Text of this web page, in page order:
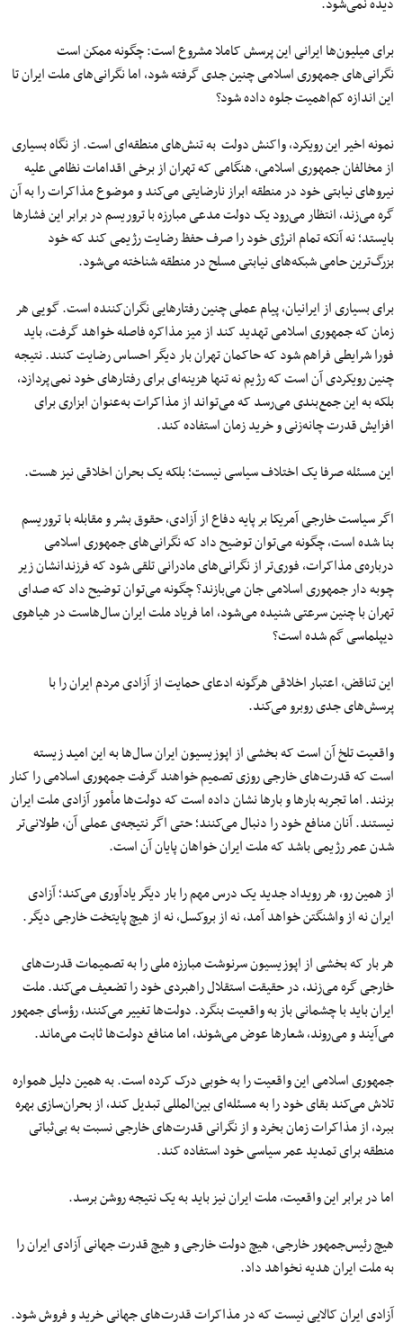
برای میلیون‌ها ایرانی این پرسش کاملا مشروع است: چگونه ممکن است
نگرانی‌های جمهوری اسلامی چنین جدی گرفته شود، اما نگرانی‌های ملت ایران تا
این اندازه کم‌اهمیت جلوه داده شود؟
نمونه اخیر این رویکرد، واکنش دولت به تنش‌های منطقه‌ای است. از نگاه بسیاری
از مخالفان جمهوری اسلامی، هنگامی که تهران از برخی اقدامات نظامی علیه
نیروهای نیابتی خود در منطقه ابراز نارضایتی می‌کند و موضوع مذاکرات را به آن
گره می‌زند، انتظار می‌رود یک دولت مدعی مبارزه با تروریسم در برابر این فشارها
بایستد؛ نه آنکه تمام انرژی خود را صرف حفظ رضایت رژیمی کند که خود
بزرگ‌ترین حامی شبکه‌های نیابتی مسلح در منطقه شناخته می‌شود.
برای بسیاری از ایرانیان، پیام عملی چنین رفتارهایی نگران‌کننده است. گویی هر
زمان که جمهوری اسلامی تهدید کند از میز مذاکره فاصله خواهد گرفت، باید
فورا شرایطی فراهم شود که حاکمان تهران بار دیگر احساس رضایت کنند. نتیجه
چنین رویکردی آن است که رژیم نه تنها هزینه‌ای برای رفتارهای خود نمی‌پردازد،
بلکه به این جمع‌بندی می‌رسد که می‌تواند از مذاکرات به‌عنوان ابزاری برای
افزایش قدرت چانه‌زنی و خرید زمان استفاده کند.
این مسئله صرفا یک اختلاف سیاسی نیست؛ بلکه یک بحران اخلاقی نیز هست.
اگر سیاست خارجی آمریکا بر پایه دفاع از آزادی، حقوق بشر و مقابله با تروریسم
بنا شده است، چگونه می‌توان توضیح داد که نگرانی‌های جمهوری اسلامی
درباره‌ی مذاکرات، فوری‌تر از نگرانی‌های مادرانی تلقی شود که فرزندانشان زیر
چوبه‌ دار جمهوری اسلامی جان می‌بازند؟ چگونه می‌توان توضیح داد که صدای
تهران با چنین سرعتی شنیده می‌شود، اما فریاد ملت ایران سال‌هاست در هیاهوی
دیپلماسی گم شده است؟
این تناقض، اعتبار اخلاقی هرگونه ادعای حمایت از آزادی مردم ایران را با
پرسش‌های جدی روبرو می‌کند.
واقعیت تلخ آن است که بخشی از اپوزیسیون ایران سال‌ها به این امید زیسته
است که قدرت‌های خارجی روزی تصمیم خواهند گرفت جمهوری اسلامی را کنار
بزنند. اما تجربه بارها و بارها نشان داده است که دولت‌ها مأمور آزادی ملت ایران
نیستند. آنان منافع خود را دنبال می‌کنند؛ حتی اگر نتیجه‌ی عملی آن، طولانی‌تر
شدن عمر رژیمی باشد که ملت ایران خواهان پایان آن است.
از همین رو، هر رویداد جدید یک درس مهم را بار دیگر یادآوری می‌کند؛ آزادی
ایران نه از واشنگتن خواهد آمد، نه از بروکسل، نه از هیچ پایتخت خارجی دیگر.
هر بار که بخشی از اپوزیسیون سرنوشت مبارزه ملی را به تصمیمات قدرت‌های
خارجی گره می‌زند، در حقیقت استقلال راهبردی خود را تضعیف می‌کند. ملت
ایران باید با چشمانی باز به واقعیت بنگرد. دولت‌ها تغییر می‌کنند، رؤسای جمهور
می‌آیند و می‌روند، شعارها عوض می‌شوند، اما منافع دولت‌ها ثابت می‌ماند.
جمهوری اسلامی این واقعیت را به خوبی درک کرده است. به همین دلیل همواره
تلاش می‌کند بقای خود را به مسئله‌ای بین‌المللی تبدیل کند، از بحران‌سازی بهره
ببرد، از مذاکرات زمان بخرد و از نگرانی قدرت‌های خارجی نسبت به بی‌ثباتی
منطقه برای تمدید عمر سیاسی خود استفاده کند.
اما در برابر این واقعیت، ملت ایران نیز باید به یک نتیجه روشن برسد.
هیچ رئیس‌جمهور خارجی، هیچ دولت خارجی و هیچ قدرت جهانی آزادی ایران را
به ملت ایران هدیه نخواهد داد.
آزادی ایران کالایی نیست که در مذاکرات قدرت‌های جهانی خرید و فروش شود.